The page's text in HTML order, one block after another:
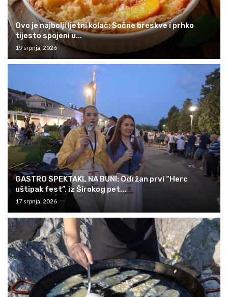
Ovo je najbolji ljetni kolač: Sočne breskve i prhko
tijesto spojeni u...
19 srpnja, 2026
GASTRO SPEKTAKL NA BUNI: Održan prvi “Herc
uštipak fest”, iz Širokog pet...
17 srpnja, 2026